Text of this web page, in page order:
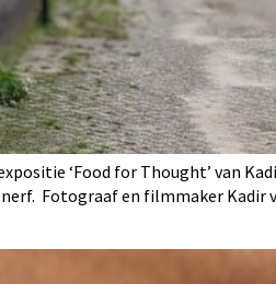
‘Food for Thought’ van
Fotograaf en filmmaker Kadir